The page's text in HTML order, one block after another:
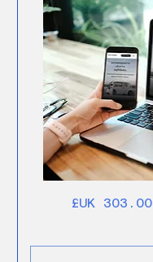
سعر البيع